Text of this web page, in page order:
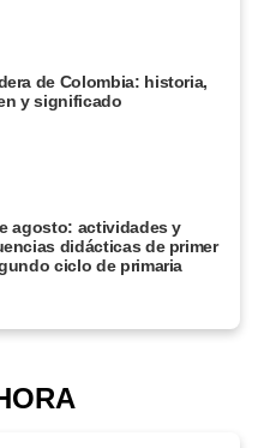
de Colombia: historia,
y significado
agosto: actividades y
didácticas de primer
ciclo de primaria